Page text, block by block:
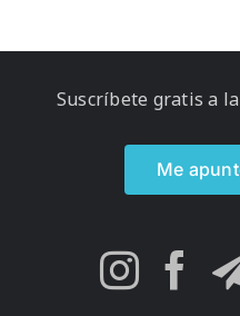
Suscríbete gratis a la
Me